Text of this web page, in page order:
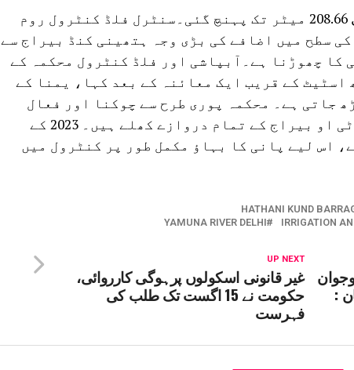
2023 میں، یمنا کے پانی کی سطح بے مثال 208.66 میٹر تک پہنچ گئی۔سنٹرل فلڈ کنٹرول روم
سطح میں اضافے کی بڑی وجہ ہتھینی کنڈ بیراج سے
کا چھوڑنا ہے۔آبپاشی اور فلڈ کنٹرول محکمہ کے
اسٹیٹ کے قریب ایک معائنہ کے بعد کہا، یمنا کے
جاتی ہے۔ محکمہ پوری طرح سے چوکنا اور فعال
ہے۔ اس بار اہم فرق یہ ہے کہ آئی ٹی او بیراج کے تمام دروازے کھلے ہیں۔ 2023 کے
اس لیے پانی کا بہاؤ مکمل طور پر کنٹرول میں
HATHANI KUND
IRRIGATION
YAMUNA RIVER DELHI
UP NEXT
غیر قانونی اسکولوں پرہوگی کارروائی،
حکومت نے 15 اگست تک طلب کی
فہرست
: